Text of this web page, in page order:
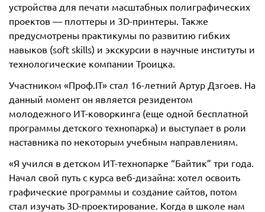
устройства для печати масштабных полиграфических
проектов — плоттеры и 3D-принтеры. Также
предусмотрены практикумы по развитию гибких
навыков (soft skills) и экскурсии в научные институты и
технологические компании Троицка.
Участником «Проф.IT» стал 16-летний Артур Дзгоев. На
данный момент он является резидентом
молодежного ИТ-коворкинга (еще одной бесплатной
программы детского технопарка) и выступает в роли
наставника по некоторым учебным направлениям.
«Я учился в детском ИТ-технопарке “Байтик” три года.
Начал свой путь с курса веб-дизайна: хотел освоить
графические программы и создание сайтов, потом
стал изучать 3D-проектирование. Когда в школе нам